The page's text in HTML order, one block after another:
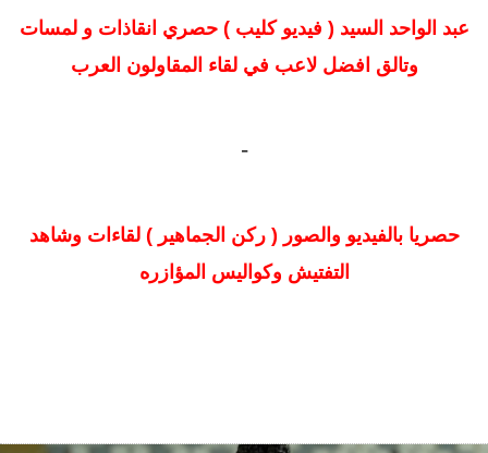
عبد الواحد السيد ( فيديو كليب ) حصري انقاذات و لمسات
وتالق افضل لاعب في لقاء المقاولون العرب
-
حصريا بالفيديو والصور ( ركن الجماهير ) لقاءات وشاهد
التفتيش وكواليس المؤازره